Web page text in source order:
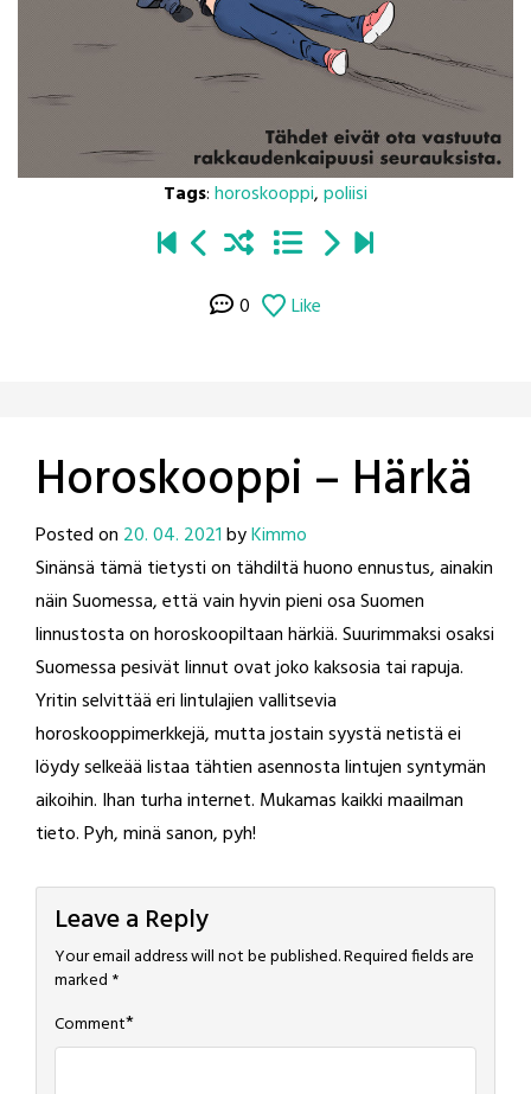
Tags:horoskooppi,poliisi
0 Like
Horoskooppi – Härkä
Posted on 20. 04. 2021byKimmo
Sinänsä tämä tietysti on tähdiltä huono ennustus, ainakin
näin Suomessa, että vain hyvin pieni osa Suomen
linnustosta on horoskoopiltaan härkiä. Suurimmaksi osaksi
Suomessa pesivät linnut ovat joko kaksosia tai rapuja.
Yritin selvittää eri lintulajien vallitsevia
horoskooppimerkkejä, mutta jostain syystä netistä ei
löydy selkeää listaa tähtien asennosta lintujen syntymän
aikoihin. Ihan turha internet. Mukamas kaikki maailman
tieto. Pyh, minä sanon, pyh!
Leave a Reply
Your email address will not be published.Required fields are
marked *
Comment*